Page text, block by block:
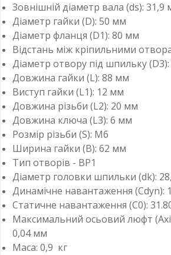
Зовнішній діаметр вала (ds): 31,9
Діаметр гайки (D): 50 мм
Діаметр фланця (D1): 80 мм
Відстань між кріпильними
Діаметр отвору під шпильку
Довжина гайки (L): 88 мм
Виступ гайки (L1): 12 мм
Довжина різьби (L2): 20 мм
Довжина ключа (L3): 6 мм
Розмір різьби (S): M6
Ширина гайки (B): 62 мм
Тип отворів - ВР1
Діаметр головки шпильки (dk):
Динамічне навантаження (Cdyn):
Статичне навантаження (C0):
Максимальний осьовий люфт
0,04 мм
Маса: 0,9 кг